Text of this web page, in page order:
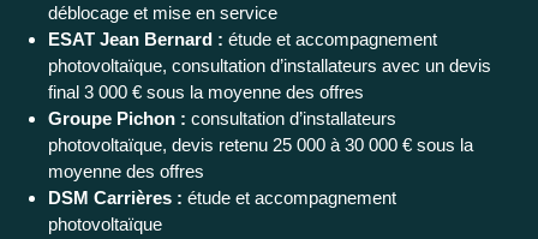
déblocage et mise en service
ESAT Jean Bernard : étude et accompagnement
photovoltaïque, consultation d’installateurs avec un devis
final 3 000 € sous la moyenne des offres
Groupe Pichon : consultation d’installateurs
photovoltaïque, devis retenu 25 000 à 30 000 € sous la
moyenne des offres
DSM Carrières : étude et accompagnement
photovoltaïque